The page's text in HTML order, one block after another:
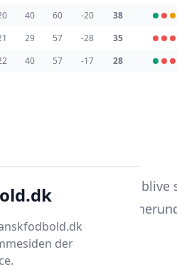
40 60 -20
38
29 57 -28
35
40 57 -17 28
mangler stadig at blive
og fremtidige runder
der